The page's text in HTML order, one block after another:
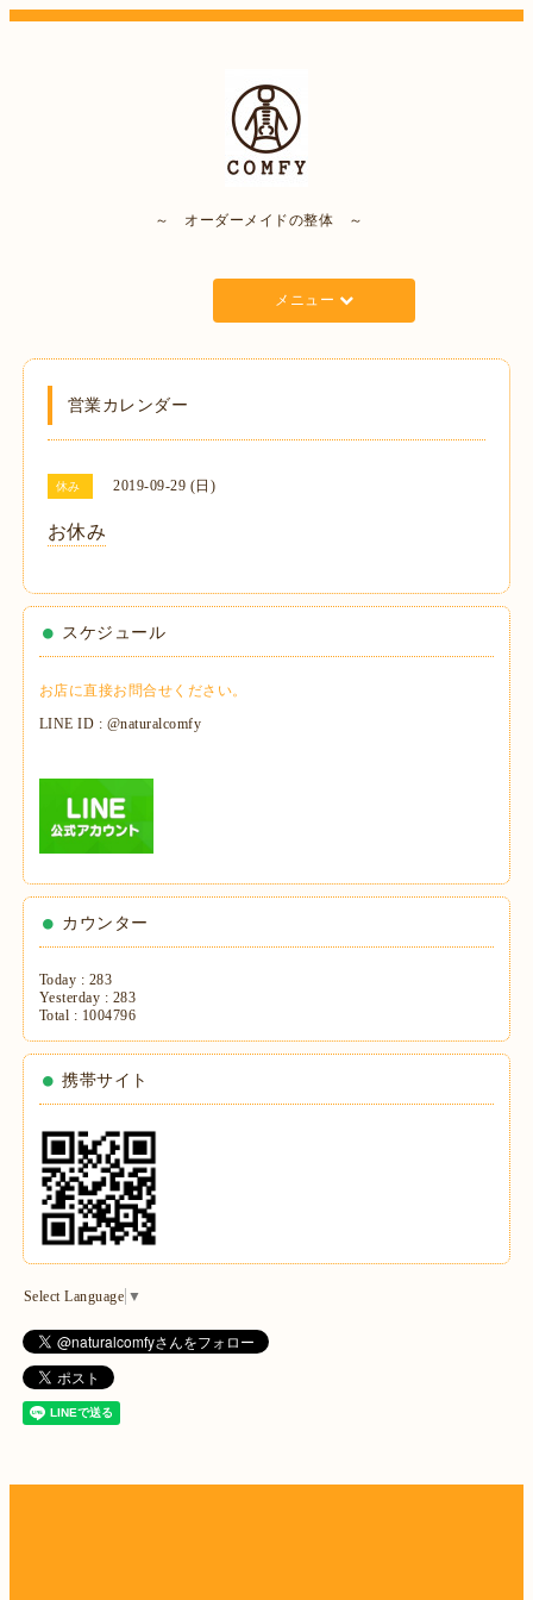
～ オーダーメイドの整体 ～
メニュー
営業カレンダー
休み 2019-09-29 (日)
お休み
スケジュール
お店に直接お問合せください。
LINE ID : @naturalcomfy
カウンター
Today : 283
Yesterday : 283
Total : 1004796
携帯サイト
Select Language ▼